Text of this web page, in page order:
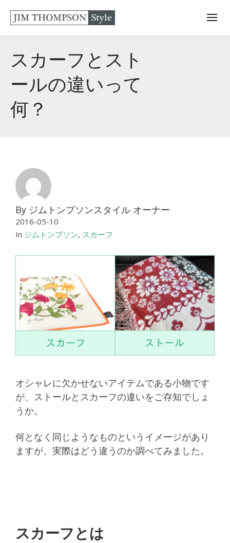
スカーフとスト
ールの違いって
何？
By ジムトンプソンスタイル オーナー
2016-05-10
In ジムトンプソン, スカーフ
オシャレに欠かせないアイテムである小物です
が、ストールとスカーフの違いをご存知でしょ
うか。
何となく同じようなものというイメージがあり
ますが、実際はどう違うのか調べてみました。
スカーフとは